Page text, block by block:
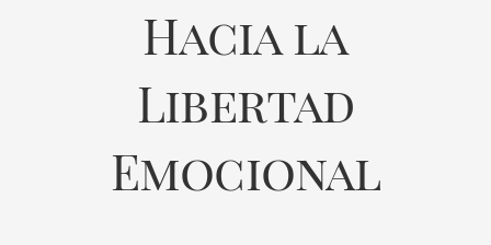
Hacia la
Libertad
Emocional